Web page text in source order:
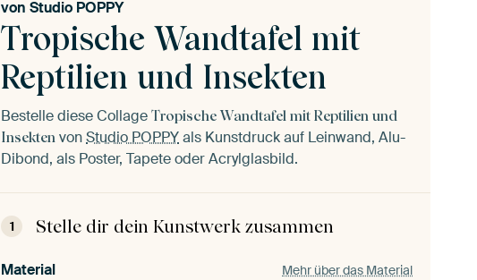
Tropische Wandtafel mit
Reptilien und Insekten
von Studio POPPY
Bestelle diese Collage Tropische Wandtafel mit Reptilien und
Insekten vonStudio POPPYals Kunstdruck auf Leinwand, Alu-
Dibond, als Poster, Tapete oder Acrylglasbild.
1 Stelle dir dein Kunstwerk zusammen
Material Mehr über das Material